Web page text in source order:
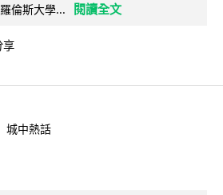
倫斯大學...
閱讀全文
享
城中熱話